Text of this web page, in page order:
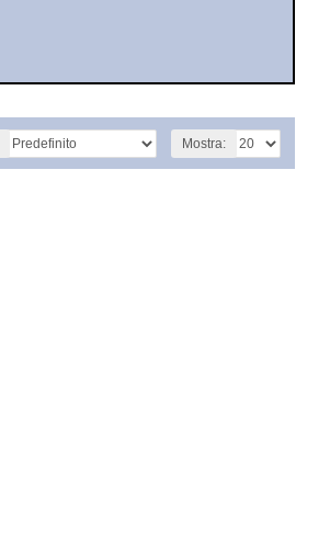
Mostra: